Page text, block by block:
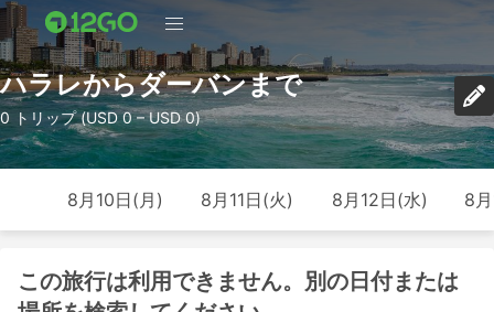
ハラレからダーバンまで
0 トリップ (USD 0 – USD 0)
8月10日(月) 8月11日(火) 8月12日(水) 8
この旅行は利用できません。別の日付または